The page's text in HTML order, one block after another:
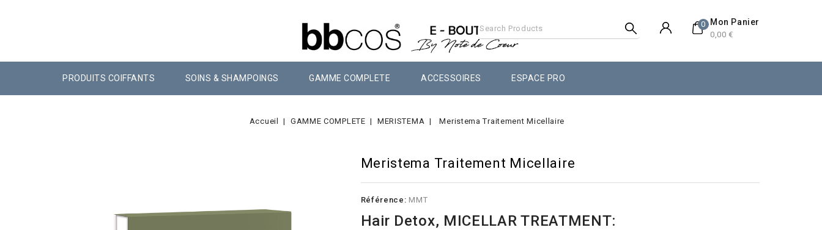
Mon Panier
0
0,00 €
PRODUITS COIFFANTS SOINS & SHAMPOINGS GAMME COMPLETE ACCESSOIRES ESPACE PRO
Accueil GAMME COMPLETE MERISTEMA Meristema Traitement Micellaire
Meristema Traitement Micellaire
Référence: MMT
Hair Detox, MICELLAR TREATMENT: